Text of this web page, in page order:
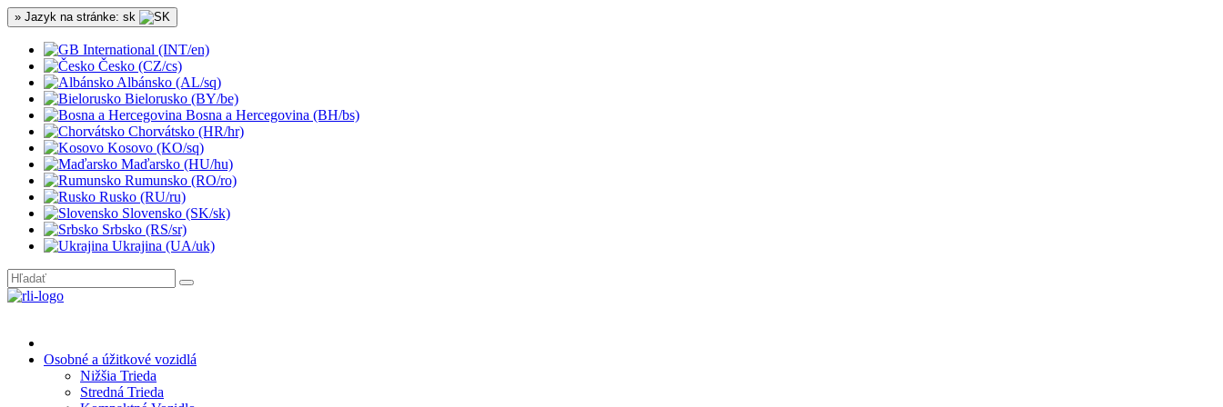
» Jazyk na stránke: sk
International (INT/en)
Česko (CZ/cs)
Albánsko (AL/sq)
Bielorusko (BY/be)
Bosna a Hercegovina (BH/bs)
Chorvátsko (HR/hr)
Kosovo (KO/sq)
Maďarsko (HU/hu)
Rumunsko (RO/ro)
Rusko (RU/ru)
Slovensko (SK/sk)
Srbsko (RS/sr)
Ukrajina (UA/uk)
Osobné a úžitkové vozidlá
Nižšia Trieda
Stredná Trieda